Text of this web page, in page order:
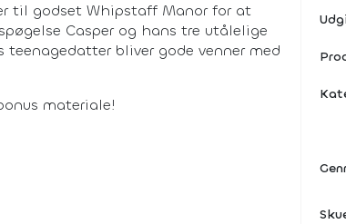
til godset Whipstaff Manor for at
Casper og hans tre utålelige
teenagedatter bliver gode venner med
materiale!